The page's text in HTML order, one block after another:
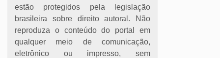
estão protegidos pela legislação
brasileira sobre direito autoral. Não
reproduza o conteúdo do portal em
qualquer meio de comunicação,
eletrônico ou impresso, sem